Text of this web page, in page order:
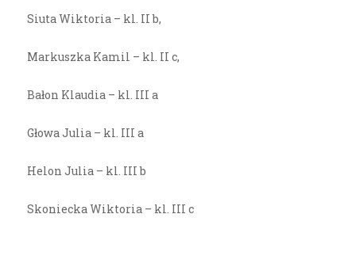
Siuta Wiktoria – kl. II b,
Markuszka Kamil – kl. II c,
Bałon Klaudia – kl. III a
Głowa Julia – kl. III a
Helon Julia – kl. III b
Skoniecka Wiktoria – kl. III c